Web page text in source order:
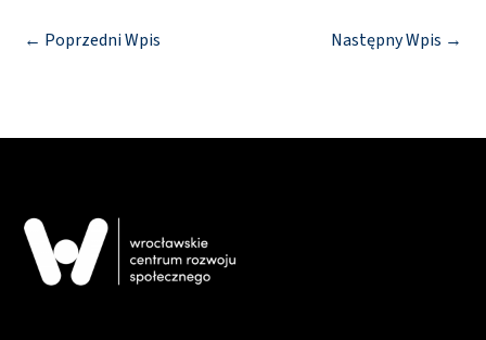
← Poprzedni Wpis Następny Wpis →